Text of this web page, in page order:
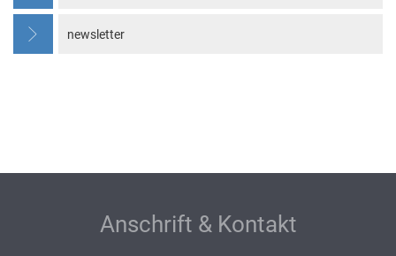
newsletter
Anschrift & Kontakt